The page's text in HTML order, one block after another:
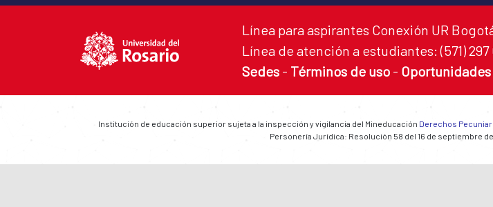
Línea para aspirantes Conexión UR
Línea de atención a estudiantes: (571)
Sedes - Términos de uso -
Institución de educación superior sujeta a la inspección y vigilancia del Mineducación Derechos
Personería Jurídica: Resolución 58 del 16 de septiembre